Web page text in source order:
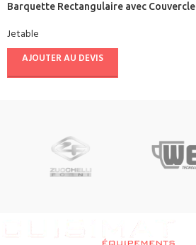
Barquette Rectangulaire avec Couvercle
Jetable
AJOUTER AU DEVIS